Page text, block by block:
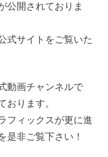
公開されておりま
式サイトをご覧いた
動画チャンネルで
おります。
フィックスが更に進
是非ご覧下さい！